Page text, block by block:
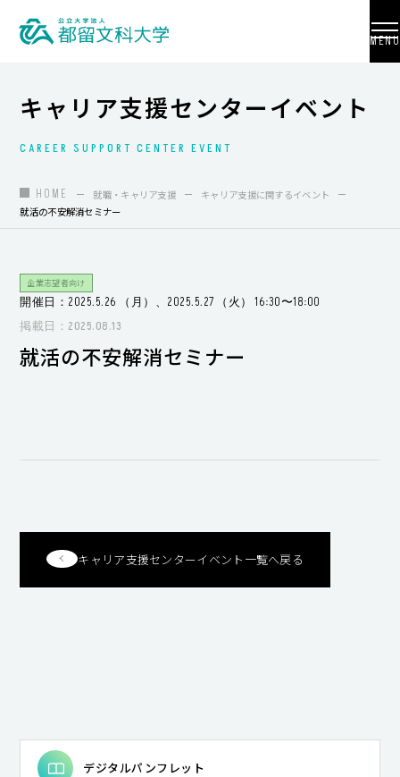
MENU
大学紹介
入試情報
学部・学科・大学院
国際交流
教員養成
就職・キャリア支援
キャリア支援センターイベント
CAREER SUPPORT CENTER EVENT
HOME 就職・キャリア支援
キャリア支援に関するイベント
就活の不安解消セミナー
企業志望者向け
開催日：2025.5.26 （月）、2025.5.27 （火） 16:30〜18:00
掲載日：2025.08.13
就活の不安解消セミナー
キャリア支援センターイベント一覧へ戻る
デジタルパンフレット